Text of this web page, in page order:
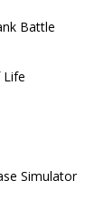
Battle
Life
Simulator